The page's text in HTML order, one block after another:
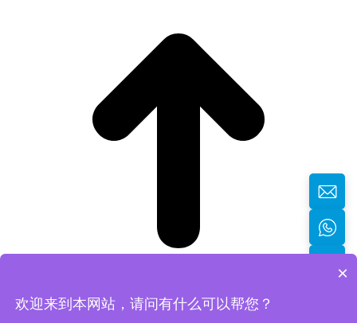
×
欢迎来到本网站，请问有什么可以帮您？